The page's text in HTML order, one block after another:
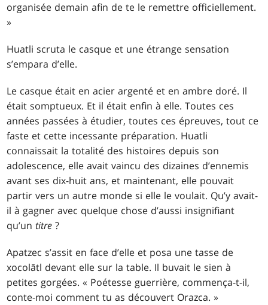
organisée demain afin de te le remettre officiellement.
»
Huatli scruta le casque et une étrange sensation
s’empara d’elle.
Le casque était en acier argenté et en ambre doré. Il
était somptueux. Et il était enfin à elle. Toutes ces
années passées à étudier, toutes ces épreuves, tout ce
faste et cette incessante préparation. Huatli
connaissait la totalité des histoires depuis son
adolescence, elle avait vaincu des dizaines d’ennemis
avant ses dix-huit ans, et maintenant, elle pouvait
partir vers un autre monde si elle le voulait. Qu’y avait-
il à gagner avec quelque chose d’aussi insignifiant
qu’untitre ?
Apatzec s’assit en face d’elle et posa une tasse de
xocolātl devant elle sur la table. Il buvait le sien à
petites gorgées. « Poétesse guerrière, commença-t-il,
conte-moi comment tu as découvert Orazca. »